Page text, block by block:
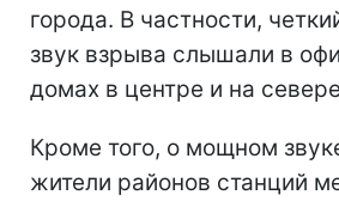
города. В частности,
звук взрыва слышали в
домах в центре и на
Кроме того, о мощном
жители районов станций